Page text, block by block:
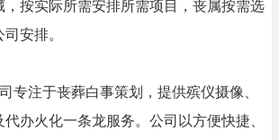
，按实际所需安排所需项目，丧属按需选
安排。
专注于丧葬白事策划，提供殡仪摄像、
办火化一条龙服务。公司以方便快捷、